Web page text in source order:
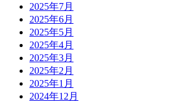
2025年7月
2025年6月
2025年5月
2025年4月
2025年3月
2025年2月
2025年1月
2024年12月